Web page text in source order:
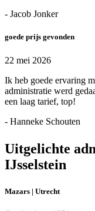
- Jacob Jonker
goede prijs gevonden
22 mei 2026
Ik heb goede ervaring
administratie werd
een laag tarief, top!
- Hanneke Schouten
Uitgelichte
IJsselstein
Mazars | Utrecht